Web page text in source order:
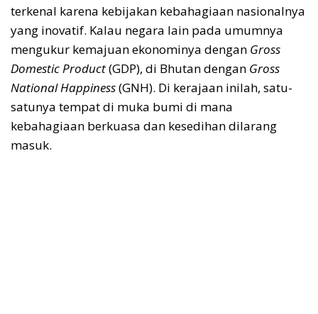
terkenal karena kebijakan kebahagiaan nasionalnya
yang inovatif. Kalau negara lain pada umumnya
mengukur kemajuan ekonominya dengan Gross
Domestic Product(GDP), di Bhutan dengan Gross
National Happiness(GNH). Di kerajaan inilah, satu-
satunya tempat di muka bumi di mana
kebahagiaan berkuasa dan kesedihan dilarang
masuk.